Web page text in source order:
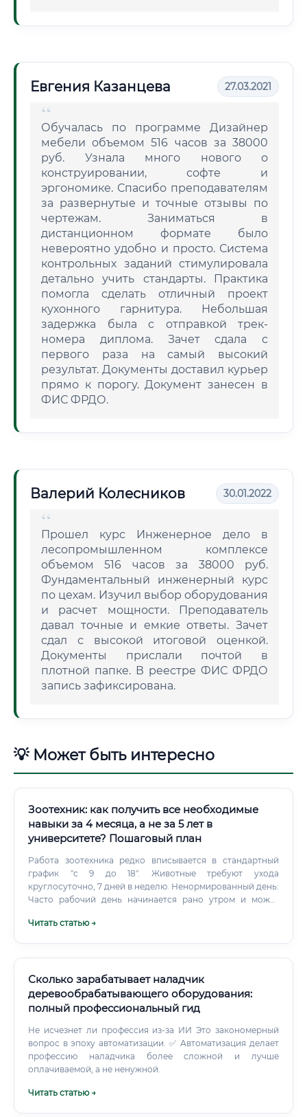
Евгения Казанцева 27.03.2021
Обучалась по программе Дизайнер
мебели объемом 516 часов за 38000
руб. Узнала много нового о
конструировании, софте и
эргономике. Спасибо преподавателям
за развернутые и точные отзывы по
чертежам. Заниматься в
дистанционном формате было
невероятно удобно и просто. Система
контрольных заданий стимулировала
детально учить стандарты. Практика
помогла сделать отличный проект
кухонного гарнитура. Небольшая
задержка была с отправкой трек-
номера диплома. Зачет сдала с
первого раза на самый высокий
результат. Документы доставил курьер
прямо к порогу. Документ занесен в
ФИС ФРДО.
Валерий Колесников 30.01.2022
Прошел курс Инженерное дело в
лесопромышленном комплексе
объемом 516 часов за 38000 руб.
Фундаментальный инженерный курс
по цехам. Изучил выбор оборудования
и расчет мощности. Преподаватель
давал точные и емкие ответы. Зачет
сдал с высокой итоговой оценкой.
Документы прислали почтой в
плотной папке. В реестре ФИС ФРДО
запись зафиксирована.
💡 Может быть интересно
Зоотехник: как получить все необходимые
навыки за 4 месяца, а не за 5 лет в
университете? Пошаговый план
Работа зоотехника редко вписывается в стандартный
график "с 9 до 18". Животные требуют ухода
круглосуточно, 7 дней в неделю. Ненормированный день:
Часто рабочий день начинается рано утром и может
отелов, вакцинаций или при возникновении нештатных
Читать статью →
Сколько зарабатывает наладчик
деревообрабатывающего оборудования:
полный профессиональный гид
Не исчезнет ли профессия из-за ИИ Это закономерный
вопрос в эпоху автоматизации. ✅ Автоматизация делает
профессию наладчика более сложной и лучше
оплачиваемой, а не ненужной.
Читать статью →